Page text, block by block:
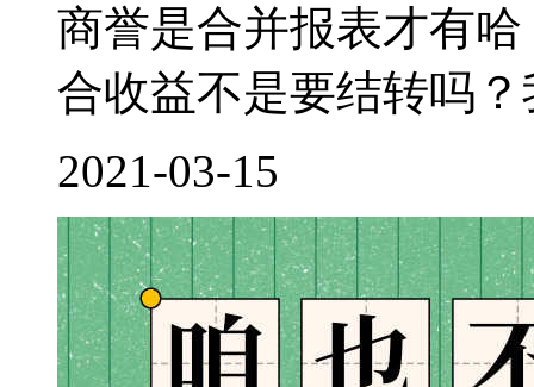
商誉是合并报表才有
合收益不是要结转吗
2021-03-15